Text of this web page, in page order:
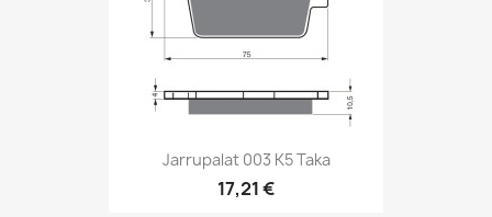
Jarrupalat 003 K5 Taka
17,21 €